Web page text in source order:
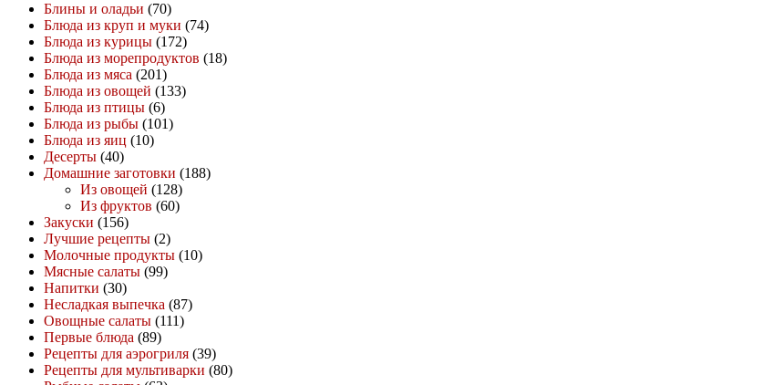
Блины и оладьи (70)
Блюда из круп и муки (74)
Блюда из курицы (172)
Блюда из морепродуктов (18)
Блюда из мяса (201)
Блюда из овощей (133)
Блюда из птицы (6)
Блюда из рыбы (101)
Блюда из яиц (10)
Десерты (40)
Домашние заготовки (188)
Из овощей (128)
Из фруктов (60)
Закуски (156)
Лучшие рецепты (2)
Молочные продукты (10)
Мясные салаты (99)
Напитки (30)
Несладкая выпечка (87)
Овощные салаты (111)
Первые блюда (89)
Рецепты для аэрогриля (39)
Рецепты для мультиварки (80)